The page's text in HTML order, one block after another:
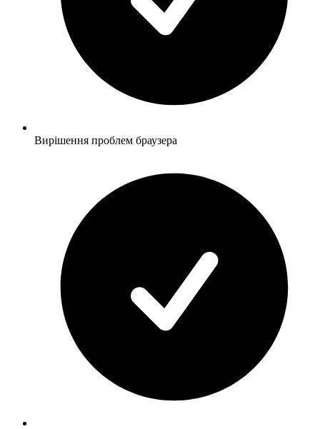
Вирішення проблем браузера